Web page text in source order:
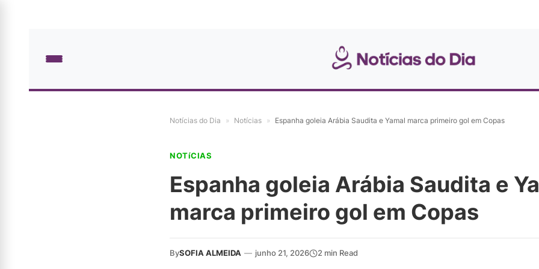
Notícias do Dia » Notícias » Espanha goleia Arábia Saudita e Yamal marca primeiro gol em Copas
NOTíCIAS
Espanha goleia Arábia Saudita e
marca primeiro gol em Copas
BySOFIA ALMEIDA — junho 21, 2026 2 min Read